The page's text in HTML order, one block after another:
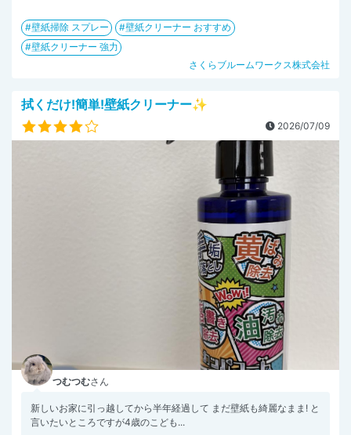
壁紙掃除 スプレー
壁紙クリーナー おすすめ
壁紙クリーナー 強力
さくらブルームワークス株式会社
拭くだけ!簡単!壁紙クリーナー✨
2026/07/09
つむつむさん
新しいお家に引っ越してから半年経過して まだ壁紙も綺麗なまま! と
言いたいところですが4歳のこども...